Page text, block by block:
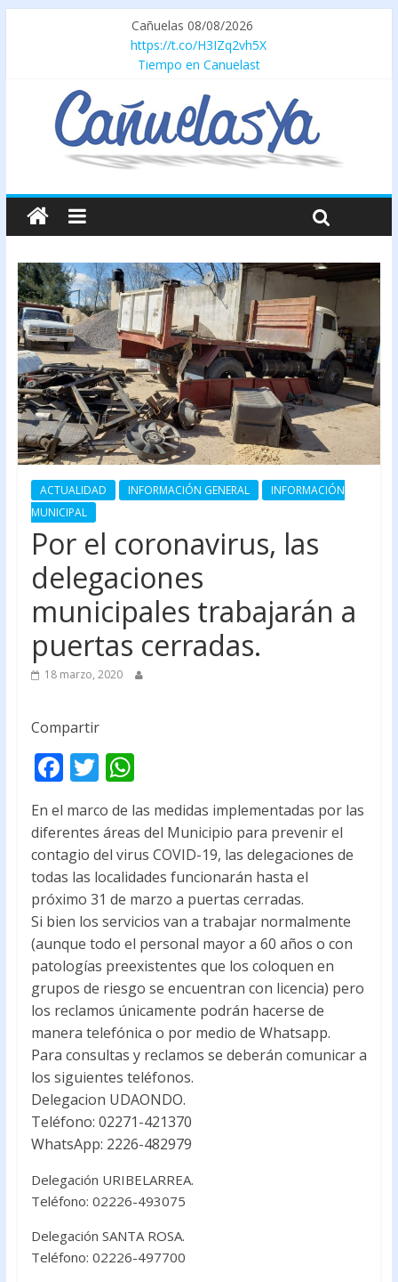
Cañuelas 08/08/2026
https://t.co/H3IZq2vh5X
Tiempo en Canuelast
ACTUALIDAD INFORMACIÓN GENERAL
INFORMACIÓN
MUNICIPAL
Por el coronavirus, las
delegaciones
municipales trabajarán a
puertas cerradas.
18 marzo, 2020
Compartir
F
e
b
o
o
k
T
w
itt
er
W
h
at
s
A
p
p
En el marco de las medidas implementadas por las
diferentes áreas del Municipio para prevenir el
contagio del virus COVID-19, las delegaciones de
todas las localidades funcionarán hasta el
próximo 31 de marzo a puertas cerradas.
Si bien los servicios van a trabajar normalmente
(aunque todo el personal mayor a 60 años o con
patologías preexistentes que los coloquen en
grupos de riesgo se encuentran con licencia) pero
los reclamos únicamente podrán hacerse de
manera telefónica o por medio de Whatsapp.
Para consultas y reclamos se deberán comunicar a
los siguientes teléfonos.
Delegacion UDAONDO.
Teléfono: 02271-421370
WhatsApp: 2226-482979
Delegación URIBELARREA.
Teléfono: 02226-493075
Delegación SANTA ROSA.
Teléfono: 02226-497700